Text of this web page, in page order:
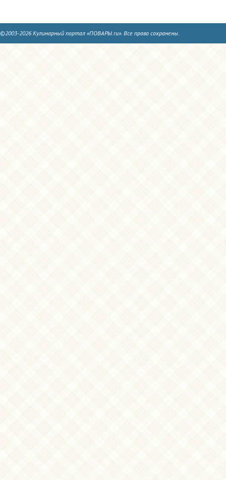
©2003-2026 Кулинарный портал «ПОВАРЫ.ru». Все права сохранены.